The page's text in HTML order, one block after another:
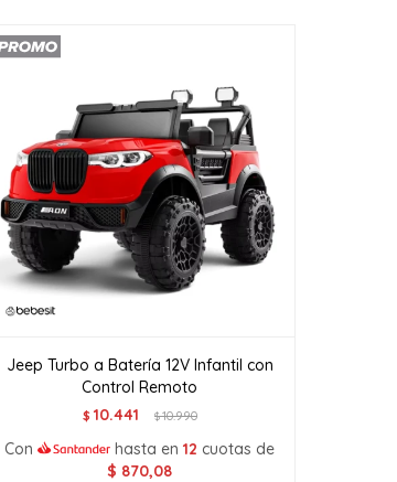
Jeep Turbo a Batería 12V Infantil con
Control Remoto
$ 10.441 $10.990
Con hasta en12 cuotas de
$ 870,08